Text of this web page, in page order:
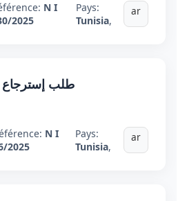
N I
2025
Pays:
Tunisia,
ar
طلب
N I
2025
Pays:
Tunisia,
ar